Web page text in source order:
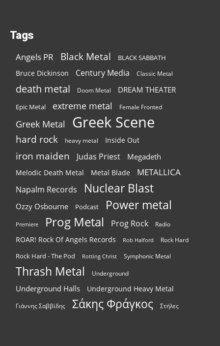
Tags
Angels PR Black Metal BLACK SABBATH
Bruce Dickinson Century Media Classic Metal
death metal Doom Metal DREAM THEATER
Epic Metal extreme metal Female Fronted
Greek Metal Greek Scene
hard rock heavy metal Inside Out
iron maiden Judas Priest Megadeth
Melodic Death Metal Metal Blade METALLICA
Napalm Records Nuclear Blast
Ozzy Osbourne Podcast Power metal
Premiere Prog Metal Prog Rock Radio
ROAR! Rock Of Angels Records Rob Halford Rock Hard
Rock Hard - The Pod Rotting Christ Symphonic Metal
Thrash Metal Underground
Underground Halls Underground Heavy Metal
Γιάννης Σαββίδης Σάκης Φράγκος Στήλες